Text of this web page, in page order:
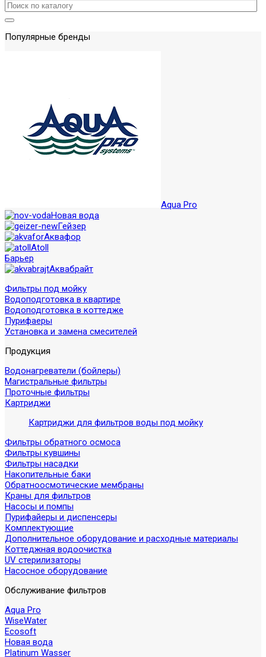
Популярные бренды
Aqua Pro
Новая вода
Гейзер
Аквафор
Atoll
Барьер
Аквабрайт
Фильтры под мойку
Водоподготовка в квартире
Водоподготовка в коттедже
Пурифаеры
Установка и замена смесителей
Продукция
Водонагреватели (бойлеры)
Магистральные фильтры
Проточные фильтры
Картриджи
Картриджи для фильтров воды под мойку
Фильтры обратного осмоса
Фильтры кувшины
Фильтры насадки
Накопительные баки
Обратноосмотические мембраны
Краны для фильтров
Насосы и помпы
Пурифайеры и диспенсеры
Комплектующие
Дополнительное оборудование и расходные материалы
Коттеджная водоочистка
UV стерилизаторы
Насосное оборудование
Обслуживание фильтров
Aqua Pro
WiseWater
Ecosoft
Новая вода
Platinum Wasser